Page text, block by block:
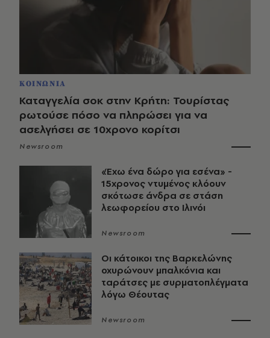
ΚΟΙΝΩΝΙΑ
Καταγγελία σοκ στην Κρήτη: Τουρίστας
ρωτούσε πόσο να πληρώσει για να
ασελγήσει σε 10χρονο κορίτσι
Newsroom
«Έχω ένα δώρο για εσένα» -
15χρονος ντυμένος κλόουν
σκότωσε άνδρα σε στάση
λεωφορείου στο Ιλινόι
Newsroom
Οι κάτοικοι της Βαρκελώνης
οχυρώνουν μπαλκόνια και
ταράτσες με συρματοπλέγματα
λόγω Θέουτας
Newsroom